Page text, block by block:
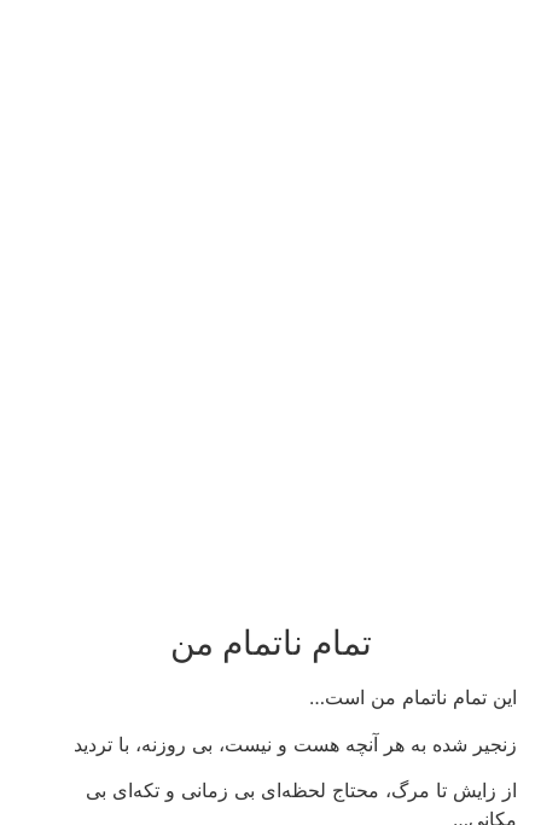
تمام ناتمام من
این تمام ناتمام من است…
زنجیر شده به هر آنچه هست و نیست، بی روزنه، با تردید
از زایش تا مرگ، محتاج لحظه‌ای بی زمانی و تکه‌ای بی
مکانی…